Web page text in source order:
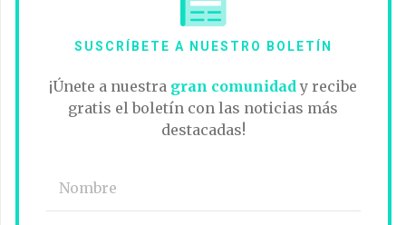
SUSCRÍBETE A NUESTRO BOLETÍN
¡Únete a nuestra gran comunidad y recibe
gratis el boletín con las noticias más
destacadas!